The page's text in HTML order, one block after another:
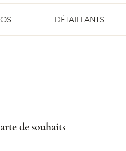
DÉTAILLANTS
de souhaits